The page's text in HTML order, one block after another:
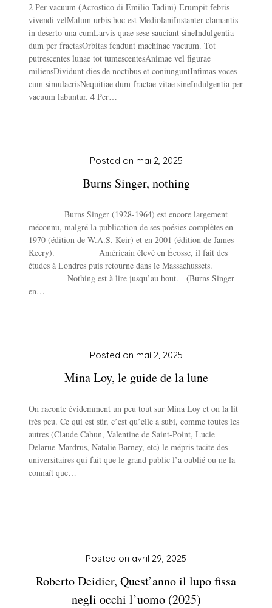
2 Per vacuum (Acrostico di Emilio Tadini) Erumpit febris
vivendi velMalum urbis hoc est MediolaniInstanter clamantis
in deserto una cumLarvis quae sese sauciant sineIndulgentia
dum per fractasOrbitas fendunt machinae vacuum. Tot
putrescentes lunae tot tumescentesAnimae vel figurae
miliensDividunt dies de noctibus et coniunguntInfimas voces
cum simulacrisNequitiae dum fractae vitae sineIndulgentia per
vacuum labuntur. 4 Per…
Burns Singer, nothing
Posted on mai 2, 2025
Burns Singer (1928-1964) est encore largement
méconnu, malgré la publication de ses poésies complètes en
1970 (édition de W.A.S. Keir) et en 2001 (édition de James
Keery). Américain élevé en Écosse, il fait des
études à Londres puis retourne dans le Massachussets.
Nothing est à lire jusqu’au bout. (Burns Singer
en…
Mina Loy, le guide de la lune
Posted on mai 2, 2025
On raconte évidemment un peu tout sur Mina Loy et on la lit
très peu. Ce qui est sûr, c’est qu’elle a subi, comme toutes les
autres (Claude Cahun, Valentine de Saint-Point, Lucie
Delarue-Mardrus, Natalie Barney, etc) le mépris tacite des
universitaires qui fait que le grand public l’a oublié ou ne la
connaît que…
Roberto Deidier, Quest’anno il lupo fissa
negli occhi l’uomo (2025)
Posted on avril 29, 2025